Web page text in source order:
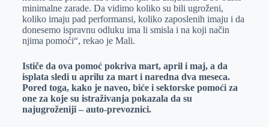
minimalne zarade. Da vidimo koliko su bili ugroženi,
koliko imaju pad performansi, koliko zaposlenih imaju i da
donesemo ispravnu odluku ima li smisla i na koji način
njima pomoći“, rekao je Mali.
Ističe da ova pomoć pokriva mart, april i maj, a da
isplata sledi u aprilu za mart i naredna dva meseca.
Pored toga, kako je naveo, biće i sektorske pomoći za
one za koje su istraživanja pokazala da su
najugroženiji – auto-prevoznici.